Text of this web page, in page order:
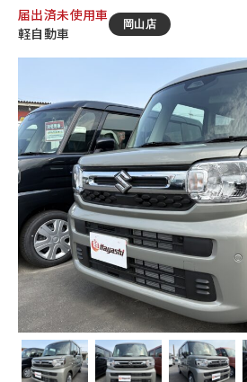
届出済未使用車
軽自動車
岡山店